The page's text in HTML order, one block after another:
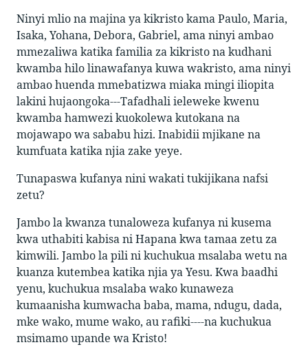
Ninyi mlio na majina ya kikristo kama Paulo, Maria,
Isaka, Yohana, Debora, Gabriel, ama ninyi ambao
mmezaliwa katika familia za kikristo na kudhani
kwamba hilo linawafanya kuwa wakristo, ama ninyi
ambao huenda mmebatizwa miaka mingi iliopita
lakini hujaongoka---Tafadhali ieleweke kwenu
kwamba hamwezi kuokolewa kutokana na
mojawapo wa sababu hizi. Inabidii mjikane na
kumfuata katika njia zake yeye.
Tunapaswa kufanya nini wakati tukijikana nafsi
zetu?
Jambo la kwanza tunaloweza kufanya ni kusema
kwa uthabiti kabisa ni Hapana kwa tamaa zetu za
kimwili. Jambo la pili ni kuchukua msalaba wetu na
kuanza kutembea katika njia ya Yesu. Kwa baadhi
yenu, kuchukua msalaba wako kunaweza
kumaanisha kumwacha baba, mama, ndugu, dada,
mke wako, mume wako, au rafiki----na kuchukua
msimamo upande wa Kristo!